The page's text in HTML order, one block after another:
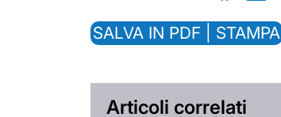
SALVA IN PDF | STAMPA
Articoli correlati